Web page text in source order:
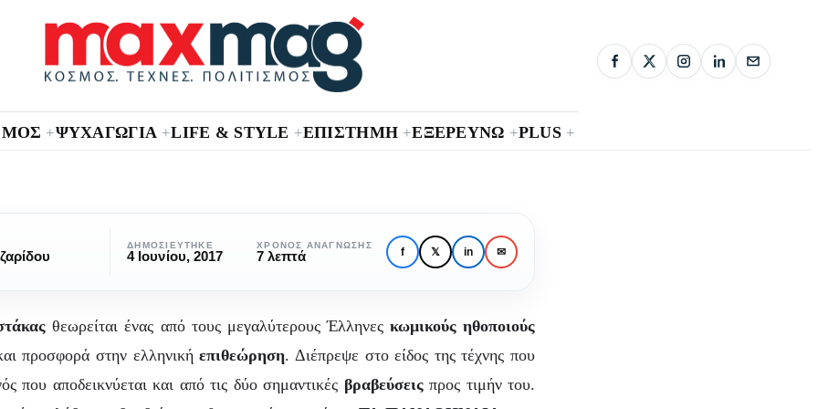
+ΨΥΧΑΓΩΓΙΑ +LIFE & STYLE +ΕΠΙΣΤΗΜΗ +ΕΞΕΡΕΥΝΩ +PLUS +
Μουστάκας:
ηθοποιός «παλαιάς
κοπής»
ΔΗΜΟΣΙΕΎΤΗΚΕ
4 Ιουνίου, 2017
ΧΡΌΝΟΣ ΑΝΆΓΝΩΣΗΣ
7 λεπτά f 𝕏 in ✉
θεωρείται ένας από τους μεγαλύτερους Έλληνες κωμικούς ηθοποιούς
προσφορά στην ελληνικήεπιθεώρηση. Διέπρεψε στο είδος της τέχνης που
που αποδεικνύεται και από τις δύο σημαντικές βραβεύσειςπρος τιμήν του.